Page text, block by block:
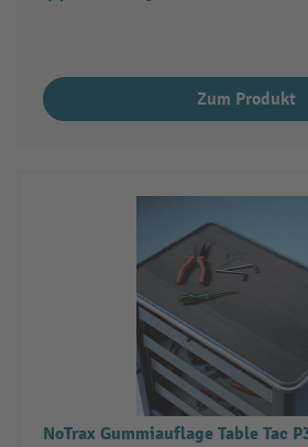
Zum Produkt
NoTrax Gummiauflage Table Tac